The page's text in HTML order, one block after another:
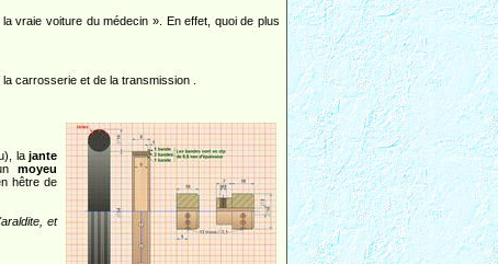
vraie voiture du médecin ». En effet, quoi de plus
carrosserie et de la transmission .
lajante
moyeu
hêtre de
et